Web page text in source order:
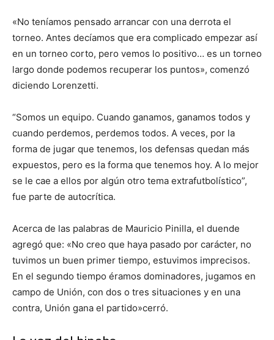
«No teníamos pensado arrancar con una derrota el
torneo. Antes decíamos que era complicado empezar así
en un torneo corto, pero vemos lo positivo… es un torneo
largo donde podemos recuperar los puntos», comenzó
diciendo Lorenzetti.
“Somos un equipo. Cuando ganamos, ganamos todos y
cuando perdemos, perdemos todos. A veces, por la
forma de jugar que tenemos, los defensas quedan más
expuestos, pero es la forma que tenemos hoy. A lo mejor
se le cae a ellos por algún otro tema extrafutbolístico”,
fue parte de autocrítica.
Acerca de las palabras de Mauricio Pinilla, el duende
agregó que: «No creo que haya pasado por carácter, no
tuvimos un buen primer tiempo, estuvimos imprecisos.
En el segundo tiempo éramos dominadores, jugamos en
campo de Unión, con dos o tres situaciones y en una
contra, Unión gana el partido»cerró.